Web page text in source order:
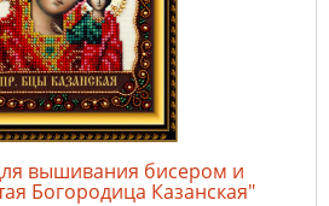
вышивания бисером и
Богородица Казанская"